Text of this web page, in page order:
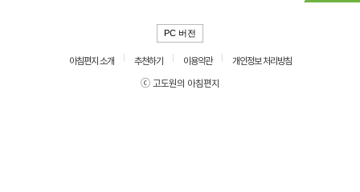
PC 버전
아침편지 소개 추천하기 이용약관
개인정보 처리방침
ⓒ 고도원의 아침편지